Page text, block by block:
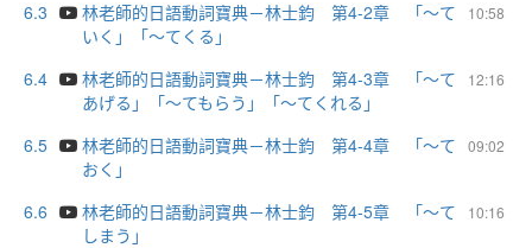
6.3
10:58
林老師的日語動詞寶典－林士鈞 第4-2章 「～て
いく」「～てくる」
6.4
12:16
林老師的日語動詞寶典－林士鈞 第4-3章 「～て
あげる」「～てもらう」「～てくれる」
6.5
09:02
林老師的日語動詞寶典－林士鈞 第4-4章 「～て
おく」
6.6
10:16
林老師的日語動詞寶典－林士鈞 第4-5章 「～て
しまう」